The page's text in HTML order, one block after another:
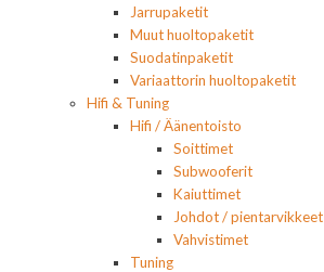
Jarrupaketit
Muut huoltopaketit
Suodatinpaketit
Variaattorin huoltopaketit
Hifi & Tuning
Hifi / Äänentoisto
Soittimet
Subwooferit
Kaiuttimet
Johdot / pientarvikkeet
Vahvistimet
Tuning